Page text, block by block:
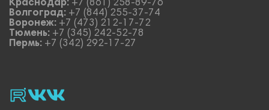
Краснодар: +7 (861) 258-89-76
Волгоград: +7 (844) 255-37-74
Воронеж: +7 (473) 212-17-72
Тюмень: +7 (345) 242-52-78
Пермь: +7 (342) 292-17-27
rutubevk_video.
Vk.